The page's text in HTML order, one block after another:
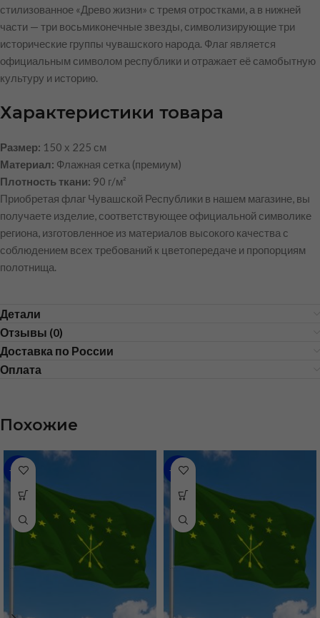
стилизованное «Древо жизни» с тремя отростками, а в нижней
части — три восьмиконечные звезды, символизирующие три
исторические группы чувашского народа. Флаг является
официальным символом республики и отражает её самобытную
культуру и историю.
Характеристики товара
Размер: 150 х 225 см
Материал: Флажная сетка (премиум)
Плотность ткани: 90 г/м²
Приобретая флаг Чувашской Республики в нашем магазине, вы
получаете изделие, соответствующее официальной символике
региона, изготовленное из материалов высокого качества с
соблюдением всех требований к цветопередаче и пропорциям
полотнища.
Детали
Отзывы (0)
Доставка по России
Оплата
Похожие
-31% -43%